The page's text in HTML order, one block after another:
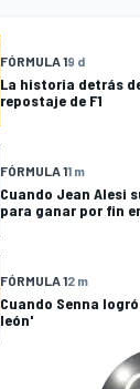
FÓRMULA 19 d
La historia detrás
repostaje de F1
FÓRMULA 11 m
Cuando Jean Alesi
para ganar por fin
FÓRMULA 12 m
Cuando Senna
león'